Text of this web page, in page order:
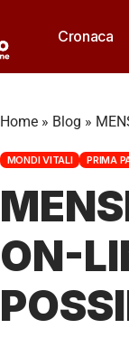
Cronaca
Home » Blog »
MONDI VITALI PRIMA
ON-